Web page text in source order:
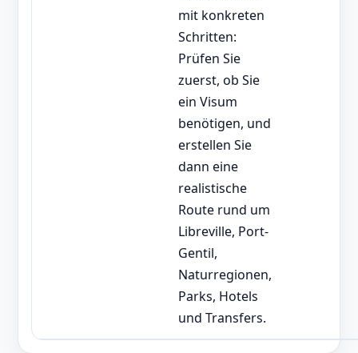
mit konkreten
Schritten:
Prüfen Sie
zuerst, ob Sie
ein Visum
benötigen, und
erstellen Sie
dann eine
realistische
Route rund um
Libreville, Port-
Gentil,
Naturregionen,
Parks, Hotels
und Transfers.